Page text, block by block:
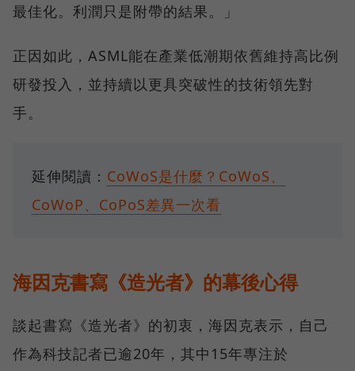
最佳化。利潤只是附帶的結果。」
正因如此，ASML能在產業低潮期依舊維持高比例
研發投入，並持續以更具突破性的技術領先對
手。
延伸閱讀： CoWoS是什麼？CoWoS、
CoWoP、CoPoS差異一次看
海因克書寫《造光者》的幕後心得
談起書寫《造光者》的初衷，海因克表示，自己
作為科技記者已逾20年，其中15年專注於